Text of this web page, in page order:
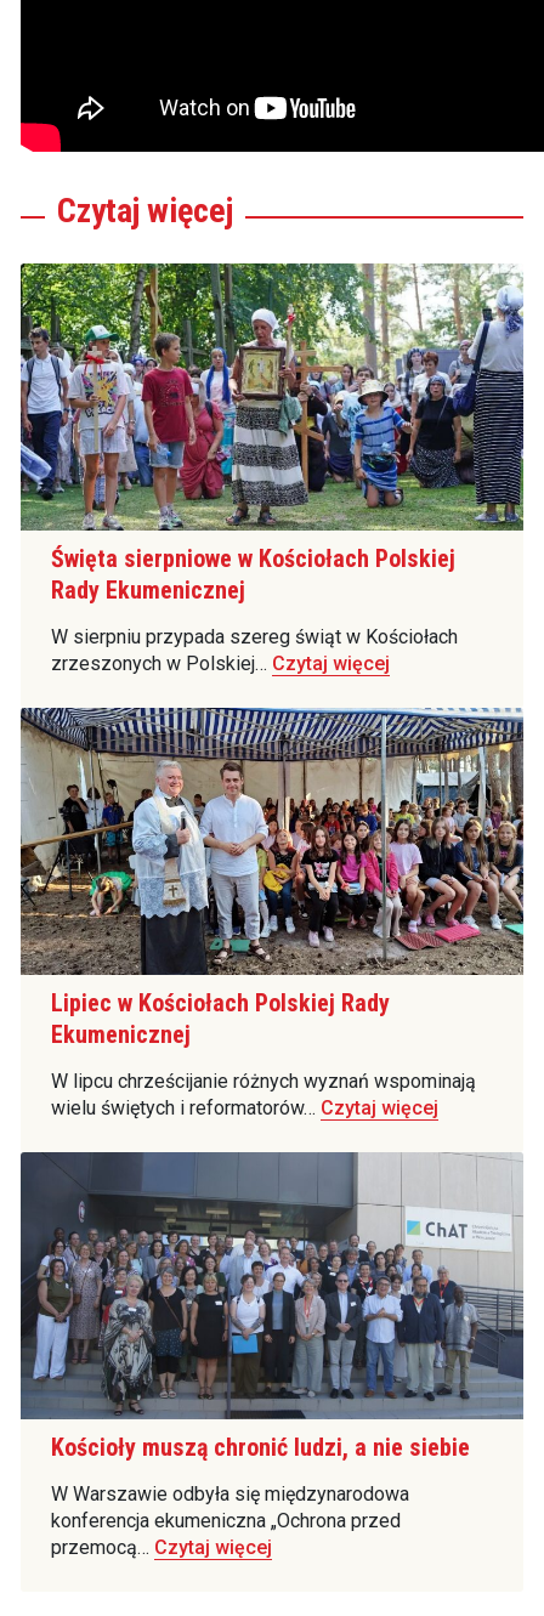
Czytaj więcej
Święta sierpniowe w Kościołach Polskiej
Rady Ekumenicznej
W sierpniu przypada szereg świąt w Kościołach
zrzeszonych w Polskiej… Czytaj więcej
Lipiec w Kościołach Polskiej Rady
Ekumenicznej
W lipcu chrześcijanie różnych wyznań wspominają
wielu świętych i reformatorów… Czytaj więcej
Kościoły muszą chronić ludzi, a nie siebie
W Warszawie odbyła się międzynarodowa
konferencja ekumeniczna „Ochrona przed
przemocą… Czytaj więcej